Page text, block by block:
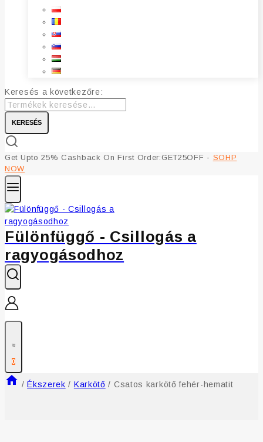
Keresés a következőre:
KERESÉS
Get Upto 25% Cashback On First Order:GET25OFF - SOHP
NOW
Fülönfüggő - Csillogás a
ragyogásodhoz
0
/ Ékszerek / Karkötő / Csatos karkötő fehér-hematit